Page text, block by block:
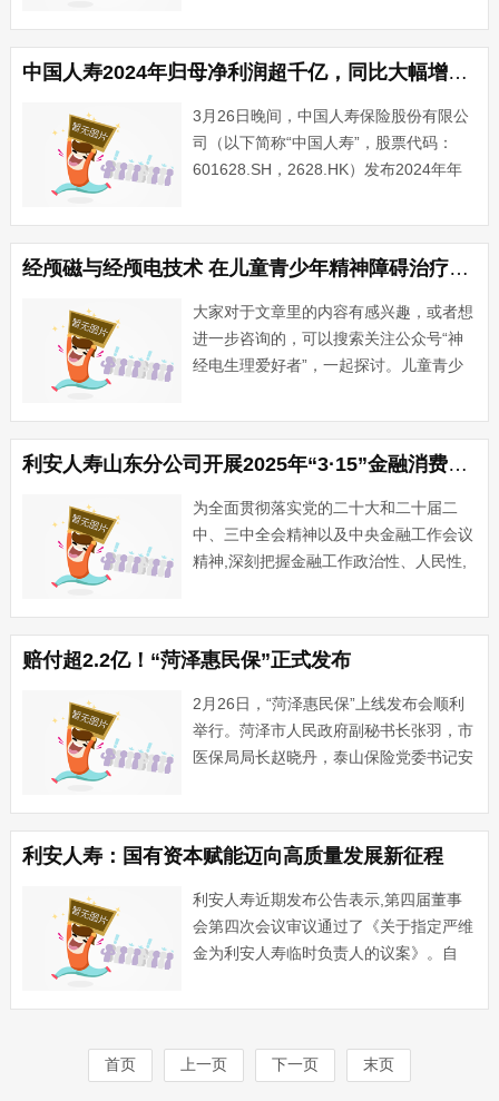
公司3月27日举行的2024年度业绩发布会
上指出。为了实现上述目标，蔡希良表
示，其与管理层共同确···...
中国人寿2024年归母净利润超千亿，同比大幅增长108.9%
3月26日晚间，中国人寿保险股份有限公
司（以下简称“中国人寿”，股票代码：
601628.SH，2628.HK）发布2024年年
一系列深刻影响行业发展的政策密集落
地，多目标统筹难度前所未有。面对机遇
和挑战···...
经颅磁与经颅电技术 在儿童青少年精神障碍治疗中的应用与优势
大家对于文章里的内容有感兴趣，或者想
进一步咨询的，可以搜索关注公众号“神
经电生理爱好者”，一起探讨。儿童青少
生问题，包括抑郁症、焦虑症、注意力缺
陷多动障碍（ADHD）等，严重影响着孩
子们的学业、社交和身心···...
利安人寿山东分公司开展2025年“3·15”金融消费者权益保护教育宣传活动
为全面贯彻落实党的二十大和二十届二
中、三中全会精神以及中央金融工作会议
精神,深刻把握金融工作政治性、人民性,
社会公众增强维护自身合法权益的意识和
能力,利安人寿山东分公司于2025年3月1
日至15日持续开展···...
赔付超2.2亿！“菏泽惠民保”正式发布
2月26日，“菏泽惠民保”上线发布会顺利
举行。菏泽市人民政府副秘书长张羽，市
医保局局长赵晓丹，泰山保险党委书记安
申，市民政局、市财政局等部门分管负责
同志出席了本次发布会。 （图：菏泽
···...
利安人寿：国有资本赋能迈向高质量发展新征程
利安人寿近期发布公告表示,第四届董事
会第四次会议审议通过了《关于指定严维
金为利安人寿临时负责人的议案》。自
寿临时负责人,代行总裁职权。傅杰任期
注意到,当前,利安人···...
首页 上一页 下一页 末页